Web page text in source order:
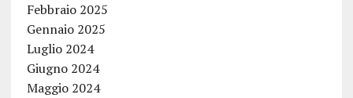
Febbraio 2025
Gennaio 2025
Luglio 2024
Giugno 2024
Maggio 2024